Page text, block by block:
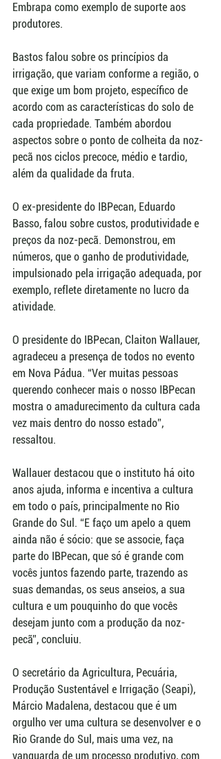
Embrapa como exemplo de suporte aos
produtores.
Bastos falou sobre os princípios da
irrigação, que variam conforme a região, o
que exige um bom projeto, específico de
acordo com as características do solo de
cada propriedade. Também abordou
aspectos sobre o ponto de colheita da noz-
pecã nos ciclos precoce, médio e tardio,
além da qualidade da fruta.
O ex-presidente do IBPecan, Eduardo
Basso, falou sobre custos, produtividade e
preços da noz-pecã. Demonstrou, em
números, que o ganho de produtividade,
impulsionado pela irrigação adequada, por
exemplo, reflete diretamente no lucro da
atividade.
O presidente do IBPecan, Claiton Wallauer,
agradeceu a presença de todos no evento
em Nova Pádua. “Ver muitas pessoas
querendo conhecer mais o nosso IBPecan
mostra o amadurecimento da cultura cada
vez mais dentro do nosso estado”,
ressaltou.
Wallauer destacou que o instituto há oito
anos ajuda, informa e incentiva a cultura
em todo o país, principalmente no Rio
Grande do Sul. “E faço um apelo a quem
ainda não é sócio: que se associe, faça
parte do IBPecan, que só é grande com
vocês juntos fazendo parte, trazendo as
suas demandas, os seus anseios, a sua
cultura e um pouquinho do que vocês
desejam junto com a produção da noz-
pecã”, concluiu.
O secretário da Agricultura, Pecuária,
Produção Sustentável e Irrigação (Seapi),
Márcio Madalena, destacou que é um
orgulho ver uma cultura se desenvolver e o
Rio Grande do Sul, mais uma vez, na
vanguarda de um processo produtivo, com